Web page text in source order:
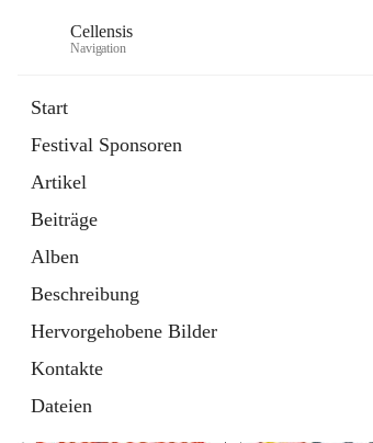
Cellensis
Navigation
Start
Festival Sponsoren
Artikel
Beiträge
Alben
Beschreibung
Hervorgehobene Bilder
Kontakte
Dateien
Festival Sponsoren